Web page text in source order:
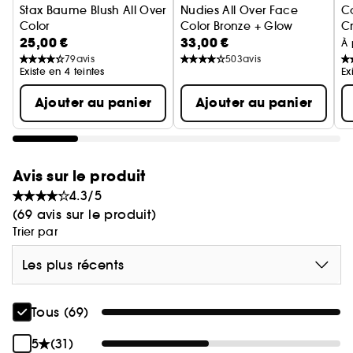
Ajoutez un éclat lumineux et irisé avec lestax
nude eye lights
en teinte Magic Aura.
Caractéristiques :
- Formule crème-poudre applicable facilement
- Formule hybride de soin et de maquillage
- Longue tenue
Formulation :
- Complexe émollient gélifié : Un complexe
sélectionné d'émollients pour protéger la barrière
d'hydratation de la peau.
- Thé vert (extrait de feuille de Camellia Sinensis) :
Atténue l'apparence des signes du vieillissement,
huile hydratante aux propriétés anti-âge.
- Huile de carthame : bienfaits anti-âge et
Stax Baume Blush All Over
Color
Fards Multitâches
25,00 €
79avis
Existe en 4 teintes
Ajouter au panier
Nudies All Over Face
Color Bronze + Glow
Stick Bronzant + Highlighter
33,00 €
503avis
Ajouter au panier
À
Avis sur le produit
4.3/5
(69 avis sur le produit)
Trier par
Les plus récents
Tous (69)
5
(31)